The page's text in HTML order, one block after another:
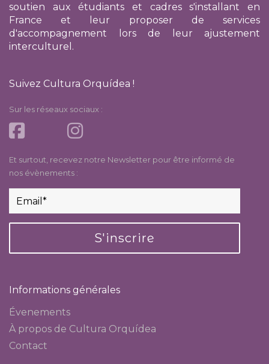
soutien aux étudiants et cadres s'installant en
Franceet leur proposer de services
d'accompagnement lors de leur ajustement
interculturel.
Suivez Cultura Orquídea !
Sur les réseaux sociaux :
Et surtout, recevez notre Newsletter pour être informé de
nos évènements :
S'inscrire
Informations générales
Évenements
À propos de Cultura Orquídea
Contact